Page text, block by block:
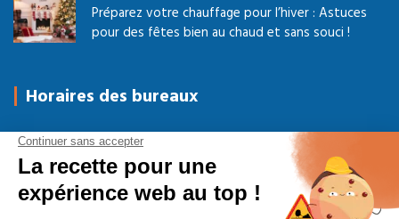
Préparez votre chauffage pour l’hiver : Astuces
pour des fêtes bien au chaud et sans souci !
Horaires des bureaux
Du Lundi au Jeudi 08h-12h00 / 14h-17h30
Vendredi 08h-12h00 / 14h-16h30